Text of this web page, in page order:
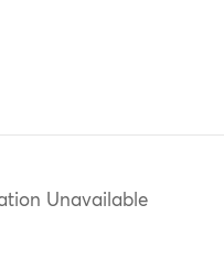
Unavailable